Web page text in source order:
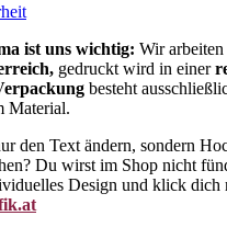
ist uns wichtig: Wir
gedruckt wird in einer
besteht
Material.
den Text ändern, sondern
Du wirst im Shop nicht
Design und klick dich